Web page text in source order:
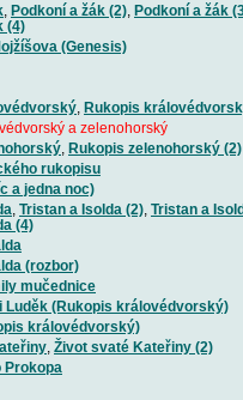
Podkoní a žák (2) Podkoní a žák
(4)
(Genesis)
Rukopis
a zelenohorský
Rukopis zelenohorský (2)
rukopisu
a jedna noc)
Tristan a Isolda (2) Tristan a
(4)
(rozbor)
mučednice
Luděk (Rukopis královédvorský)
královédvorský)
Život svaté Kateřiny (2)
Prokopa